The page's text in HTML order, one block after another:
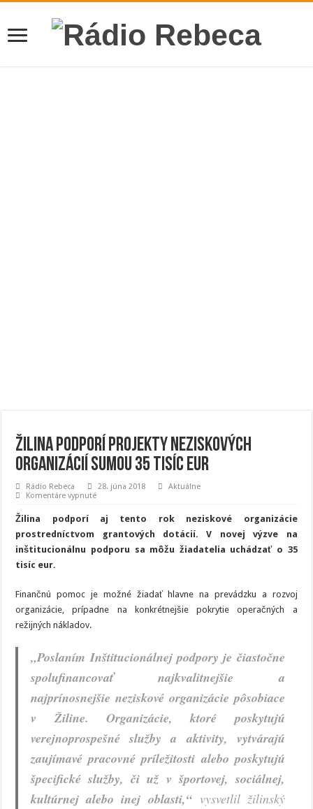
Žilina podporí projekty neziskových
organizácií sumou 35 tisíc eur
Rádio Rebeca 28. júna 2018
Aktuálne
Komentáre vypnuténa
podporí
projekty
neziskových
organizácií
sumou
Žilina podporí aj tento rok neziskové organizácie
prostredníctvom grantových dotácií. V novej výzve na
inštitucionálnu podporu sa môžu žiadatelia uchádzať o 35
tisíc eur.
Finančnú pomoc je možné žiadať hlavne na prevádzku a rozvoj
organizácie, prípadne na konkrétnejšie pokrytie operačných a
režijných nákladov.
„Poslaním Inštitucionálnej podpory je čiastočne
spolufinancovať najkvalitnejšie a
najprínosnejšie neziskové organizácie pôsobiace
v Žiline. Organizácie, ktoré poskytujú
verejnoprospešné služby a aktivity, vytvárajú
zaujímavé pracovné príležitosti alebo poskytujú
špecifické služby, či už v športovej, sociálnej,
kultúrnej alebo inej oblasti,“ vysvetlil žilinský